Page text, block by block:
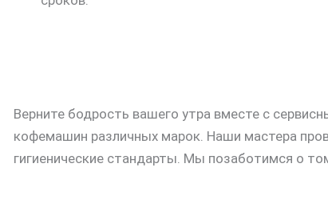
Верните бодрость вашего утра вместе с
кофемашин различных марок. Наши мастера
гигиенические стандарты. Мы позаботимся о